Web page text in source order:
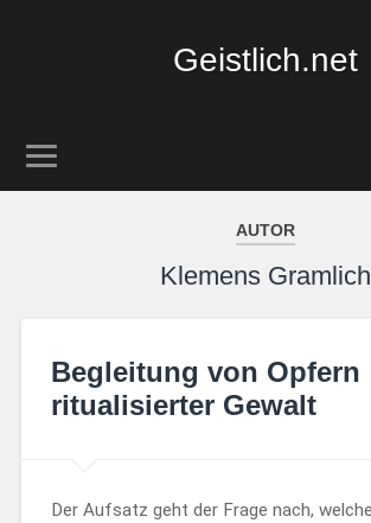
Geistlich.net
AUTOR
Klemens Gramlich
Begleitung von Opfern
ritualisierter Gewalt
Der Aufsatz geht der Frage nach, welche